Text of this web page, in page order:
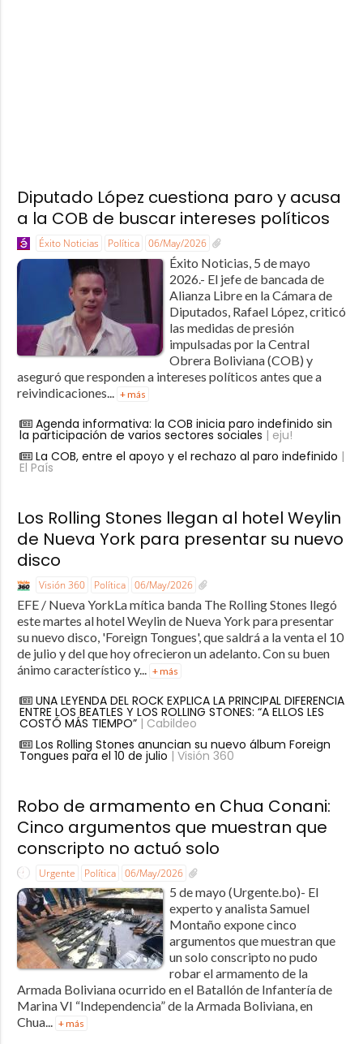
Diputado López cuestiona paro y acusa
a la COB de buscar intereses políticos
Éxito Noticias Política 06/May/2026
Éxito Noticias, 5 de mayo
2026.- El jefe de bancada de
Alianza Libre en la Cámara de
Diputados, Rafael López, criticó
las medidas de presión
impulsadas por la Central
Obrera Boliviana (COB) y
aseguró que responden a intereses políticos antes que a
reivindicaciones...
+ más
Agenda informativa: la COB inicia paro indefinido sin
la participación de varios sectores sociales | eju!
La COB, entre el apoyo y el rechazo al paro indefinido |
El País
Los Rolling Stones llegan al hotel Weylin
de Nueva York para presentar su nuevo
disco
Visión 360 Política 06/May/2026
EFE / Nueva YorkLa mítica banda The Rolling Stones llegó
este martes al hotel Weylin de Nueva York para presentar
su nuevo disco, 'Foreign Tongues', que saldrá a la venta el 10
de julio y del que hoy ofrecieron un adelanto. Con su buen
ánimo característico y...
+ más
UNA LEYENDA DEL ROCK EXPLICA LA PRINCIPAL DIFERENCIA
ENTRE LOS BEATLES Y LOS ROLLING STONES: “A ELLOS LES
COSTÓ MÁS TIEMPO”| Cabildeo
Los Rolling Stones anuncian su nuevo álbum Foreign
Tongues para el 10 de julio | Visión 360
Robo de armamento en Chua Conani:
Cinco argumentos que muestran que
conscripto no actuó solo
Urgente Política 06/May/2026
5 de mayo (Urgente.bo)- El
experto y analista Samuel
Montaño expone cinco
argumentos que muestran que
un solo conscripto no pudo
robar el armamento de la
Armada Boliviana ocurrido en el Batallón de Infantería de
Marina VI “Independencia” de la Armada Boliviana, en
Chua... + más